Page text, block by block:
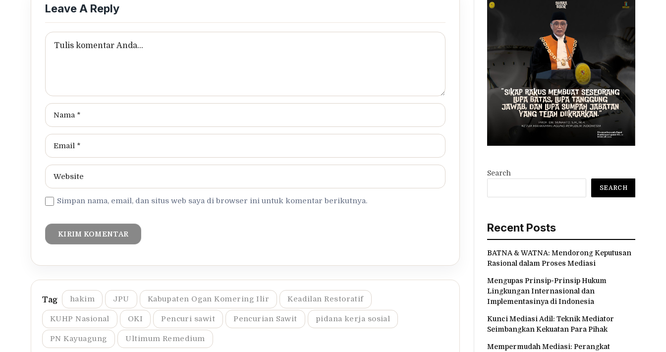
Leave A Reply
Simpan nama, email, dan situs web saya di browser ini untuk komentar berikutnya.
hakim JPU Kabupaten Ogan Komering Ilir Keadilan Restoratif
KUHP Nasional OKI Pencuri sawit Pencurian Sawit pidana kerja sosial
PN Kayuagung Ultimum Remedium
Search
SEARCH
Recent Posts
BATNA & WATNA: Mendorong Keputusan
Rasional dalam Proses Mediasi
Mengupas Prinsip-Prinsip Hukum
Lingkungan Internasional dan
Implementasinya di Indonesia
Kunci Mediasi Adil: Teknik Mediator
Seimbangkan Kekuatan Para Pihak
Mempermudah Mediasi: Perangkat